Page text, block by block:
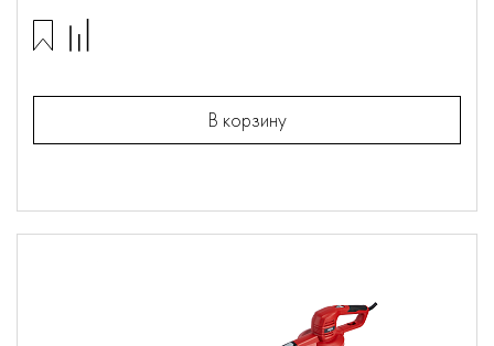
В корзину